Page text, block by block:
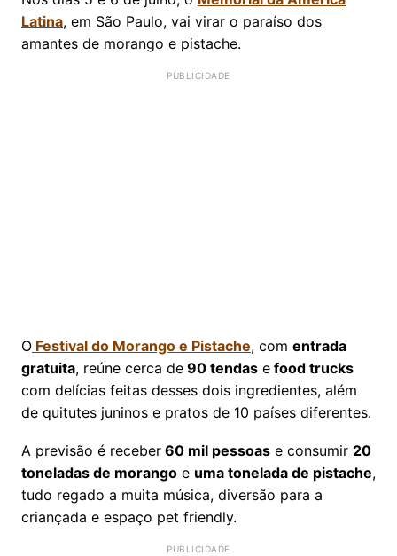
Latina, em São Paulo, vai virar o paraíso dos
amantes de morango e pistache.
O Festival do Morango e Pistache, com entrada
gratuita, reúne cerca de 90 tendas e food trucks
com delícias feitas desses dois ingredientes, além
de quitutes juninos e pratos de 10 países diferentes.
A previsão é receber 60 mil pessoas e consumir 20
toneladas de morango e uma tonelada de pistache,
tudo regado a muita música, diversão para a
criançada e espaço pet friendly.